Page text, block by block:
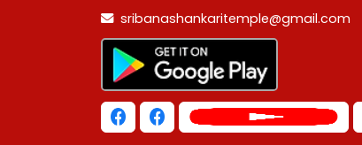
sribanashankaritemple@gmail.com